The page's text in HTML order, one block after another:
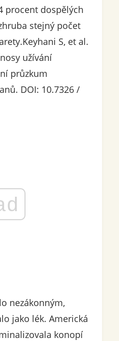
procent dospělých
stejný počet
S, et al.
užívání
průzkum
DOI: 10.7326 /
nezákonným,
jako lék. Americká
konopí